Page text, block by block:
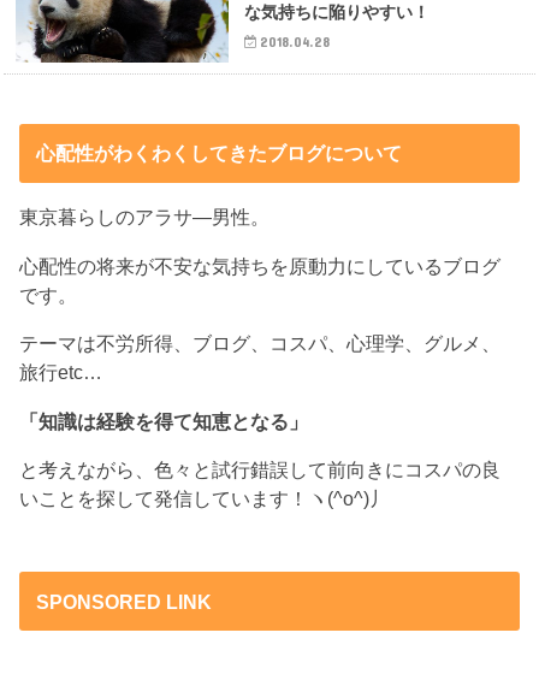
な気持ちに陥りやすい！
2018.04.28
心配性がわくわくしてきたブログについて
東京暮らしのアラサ―男性。
心配性の将来が不安な気持ちを原動力にしているブログ
です。
テーマは不労所得、ブログ、コスパ、心理学、グルメ、
旅行etc…
「知識は経験を得て知恵となる」
と考えながら、色々と試行錯誤して前向きにコスパの良
いことを探して発信しています！ヽ(^o^)丿
SPONSORED LINK